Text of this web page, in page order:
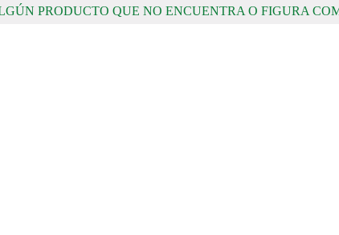
PRODUCTO QUE NO ENCUENTRA O FIGURA